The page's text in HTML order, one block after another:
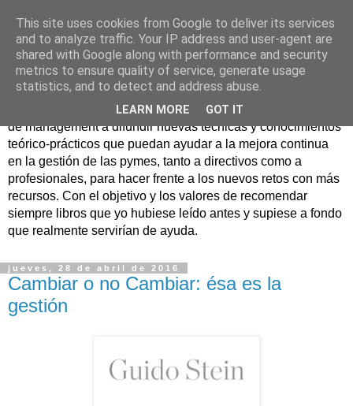
Nuevo Viernes - Nuevo
Libro
Nace con la misión de ayudar mediante la lectura de libros
de management a difundir nuevas técnicas y conocimientos
teórico-prácticos que puedan ayudar a la mejora continua
en la gestión de las pymes, tanto a directivos como a
profesionales, para hacer frente a los nuevos retos con más
recursos. Con el objetivo y los valores de recomendar
siempre libros que yo hubiese leído antes y supiese a fondo
que realmente servirían de ayuda.
jueves, 28 de abril de 2016
Cambiar o no Cambiar: ésa es la
gestión
This site uses cookies from Google to deliver its services
and to analyze traffic. Your IP address and user-agent are
shared with Google along with performance and security
metrics to ensure quality of service, generate usage
statistics, and to detect and address abuse.
LEARN MORE GOT IT